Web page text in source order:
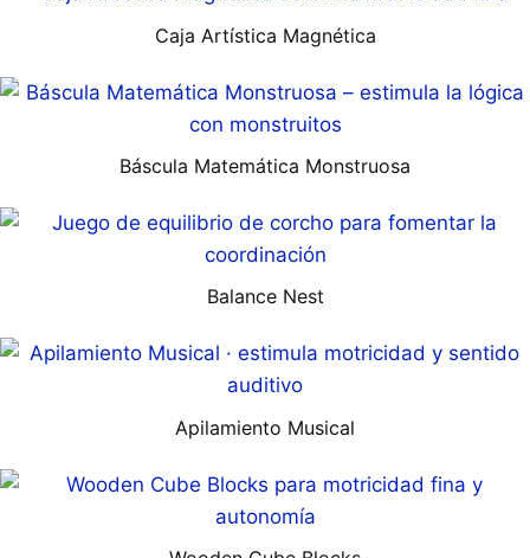
Caja Artística Magnética
Báscula Matemática Monstruosa
Balance Nest
Apilamiento Musical